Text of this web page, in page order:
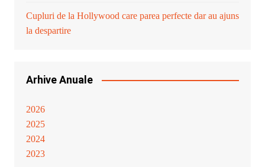
Cupluri de la Hollywood care parea perfecte dar au ajuns
la despartire
Arhive Anuale
2026
2025
2024
2023